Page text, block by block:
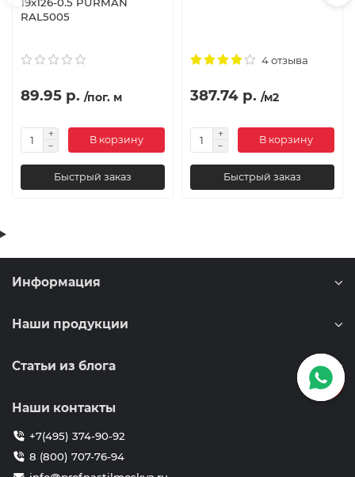
RAL5005
89.95 р. /пог. м
В корзину
Быстрый заказ
4 отзыва
387.74 р. /м2
В корзину
Быстрый заказ
Информация
Наши продукции
Статьи из блога
Наши контакты
+7(495) 374-90-92
8 (800) 707-76-94